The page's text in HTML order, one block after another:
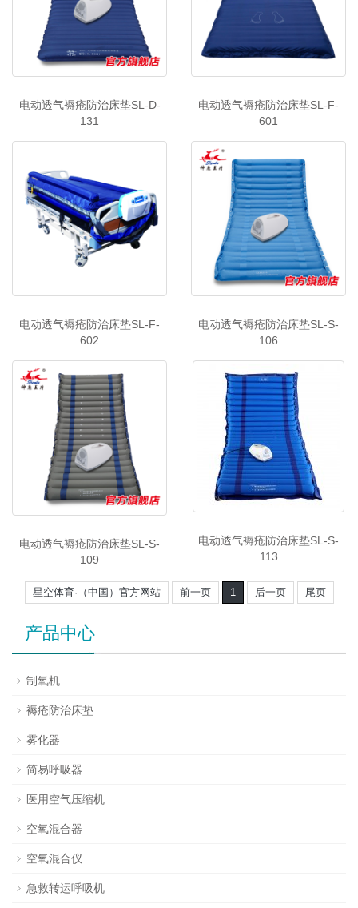
电动透气褥疮防治床垫SL-D-
131
电动透气褥疮防治床垫SL-F-
601
电动透气褥疮防治床垫SL-F-
602
电动透气褥疮防治床垫SL-S-
106
电动透气褥疮防治床垫SL-S-
109
电动透气褥疮防治床垫SL-S-
113
星空体育·（中国）官方网站 前一页 1 后一页 尾页
产品中心
制氧机
褥疮防治床垫
雾化器
简易呼吸器
医用空气压缩机
空氧混合器
空氧混合仪
急救转运呼吸机